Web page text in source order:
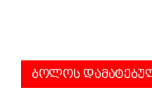
ᲑᲝᲚᲝᲡ